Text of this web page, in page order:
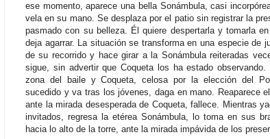
ese momento, aparece una bella Sonámbula, casi
vela en su mano. Se desplaza por el patio sin registrar la
pasmado con su belleza. Él quiere despertarla y tomarla
deja agarrar. La situación se transforma en una especie de
de su recorrido y hace girar a la Sonámbula reiteradas
sigue, sin advertir que Coqueta los ha estado
zona del baile y Coqueta, celosa por la elección del
sucedido y va tras los jóvenes, daga en mano. Reaparece
ante la mirada desesperada de Coqueta, fallece. Mientras
invitados, regresa la etérea Sonámbula, lo toma en sus
hacia lo alto de la torre, ante la mirada impávida de los